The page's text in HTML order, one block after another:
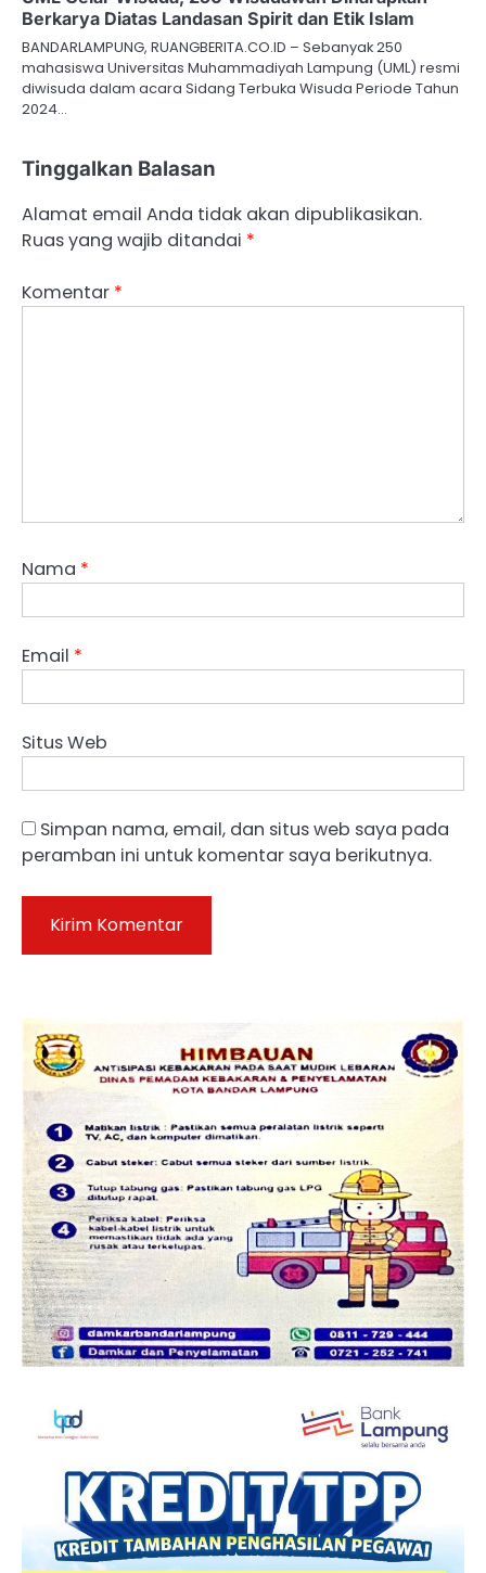
Berkarya Diatas Landasan Spirit dan Etik Islam
BANDARLAMPUNG, RUANGBERITA.CO.ID – Sebanyak 250
mahasiswa Universitas Muhammadiyah Lampung (UML) resmi
diwisuda dalam acara Sidang Terbuka Wisuda Periode Tahun
2024…
Tinggalkan Balasan
Alamat email Anda tidak akan dipublikasikan.
Ruas yang wajib ditandai *
Komentar *
Nama *
Email *
Situs Web
Simpan nama, email, dan situs web saya pada
peramban ini untuk komentar saya berikutnya.